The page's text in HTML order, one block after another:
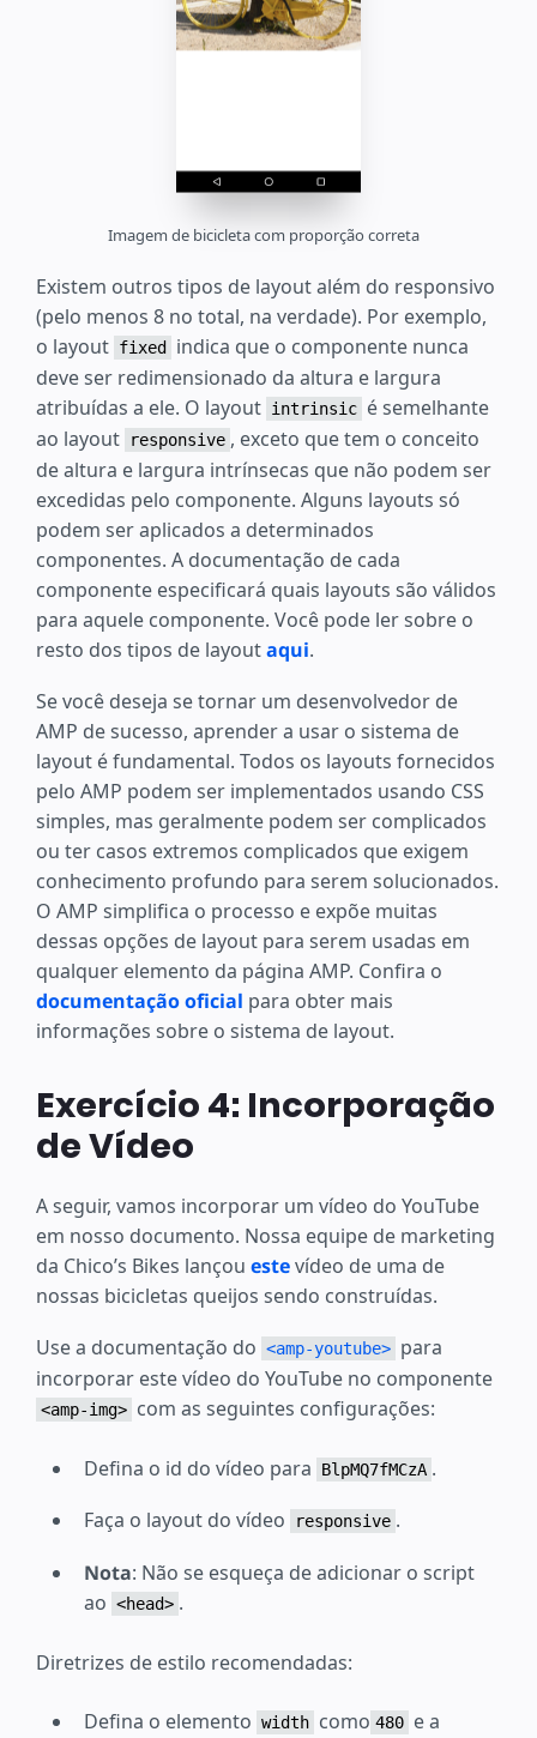
Imagem de bicicleta com proporção correta
Existem outros tipos de layout além do responsivo
(pelo menos 8 no total, na verdade). Por exemplo,
o layout fixed
indica que o componente nunca
deve ser redimensionado da altura e largura
atribuídas a ele. O layout intrinsic é semelhante
ao layout
responsive , exceto que tem o conceito
de altura e largura intrínsecas que não podem ser
excedidas pelo componente. Alguns layouts só
podem ser aplicados a determinados
componentes. A documentação de cada
componente especificará quais layouts são válidos
para aquele componente. Você pode ler sobre o
resto dos tipos de layoutaqui.
Se você deseja se tornar um desenvolvedor de
AMP de sucesso, aprender a usar o sistema de
layout é fundamental. Todos os layouts fornecidos
pelo AMP podem ser implementados usando CSS
simples, mas geralmente podem ser complicados
ou ter casos extremos complicados que exigem
conhecimento profundo para serem solucionados.
O AMP simplifica o processo e expõe muitas
dessas opções de layout para serem usadas em
qualquer elemento da página AMP. Confira o
documentação oficial para obter mais
informações sobre o sistema de layout.
Exercício 4: Incorporação
de Vídeo
A seguir, vamos incorporar um vídeo do YouTube
em nosso documento. Nossa equipe de marketing
da Chico’s Bikes lançou estevídeo de uma de
nossas bicicletas queijos sendo construídas.
Use a documentação do <amp-youtube> para
incorporar este vídeo do YouTube no componente
<amp-img> com as seguintes configurações:
Defina o id do vídeo para BlpMQ7fMCzA .
Faça o layout do vídeo
responsive .
Nota: Não se esqueça de adicionar o script
ao <head> .
Diretrizes de estilo recomendadas:
Defina o elemento width como 480 e a